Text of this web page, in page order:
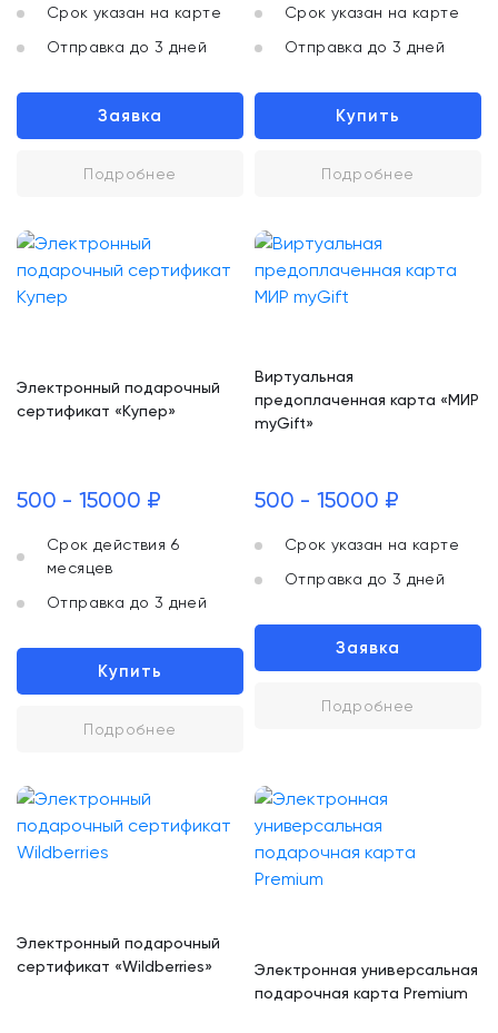
Срок указан на карте
Отправка до 3 дней
Заявка
Подробнее
Срок указан на карте
Отправка до 3 дней
Купить
Подробнее
Электронный подарочный
сертификат «Купер»
500 - 15000 ₽
Срок действия 6
месяцев
Отправка до 3 дней
Купить
Подробнее
Виртуальная
предоплаченная карта «МИР
myGift»
500 - 15000 ₽
Срок указан на карте
Отправка до 3 дней
Заявка
Подробнее
Электронный подарочный
сертификат «Wildberries»
Электронная универсальная
подарочная карта Premium